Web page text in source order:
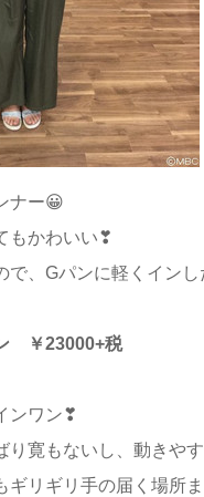
ナー😀
もかわいい❣
で、Gパンに軽くイン
￥23000+税
ンワン❣
り寛もないし、動きやす
ギリギリ手の届く場所